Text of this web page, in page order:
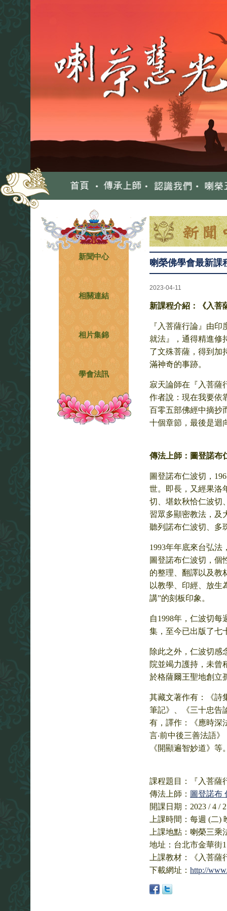
新聞中心
相關連結
相片集錦
學會法訊
喇榮佛學會最新課
2023-04-11
新課程介紹：《入菩
『入菩薩行論』由
就法』，通得精進修
了文殊菩薩，得到加
滿神奇的事跡。
寂天論師在『入菩薩
作者說：現在我要依
百零五部佛經中摘抄
十個章節，最後是迴
傳法上師：圖登諾布
圖登諾布仁波切，
世。即長，又經果洛
切、堪欽秋恰仁波切
習眾多顯密教法，及
聽列諾布仁波切、多
1993年年底來台弘法
圖登諾布仁波切，個
的整理、翻譯以及教
以教學、印經、放生
講”的刻板印象。
自1998年，仁波切
集，至今已出版了七
除此之外，仁波切感
院並竭力護持，未曾
於格薩爾王聖地創立
其藏文著作有：《詩
筆記》、《三十忠告
有，譯作：《應時深
言‧前中後三善法語
《開顯遍智妙道》等
課程題目：『入菩薩
傳法上師： 圖登諾布
開課日期：2023 / 4 /
上課時間：每週 (二)
上課地點：喇榮三乘
地址：台北市金華街
上課教材：《入菩
下載網址： http://